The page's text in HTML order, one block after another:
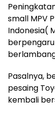
small MPV
Indonesia(
Pasalnya,
pesaing
kembali